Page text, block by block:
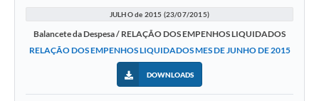
JULHO de 2015 (23/07/2015)
Balancete da Despesa / RELAÇÃO DOS EMPENHOS LIQUIDADOS
RELAÇÃO DOS EMPENHOS LIQUIDADOS MES DE JUNHO DE 2015
DOWNLOADS